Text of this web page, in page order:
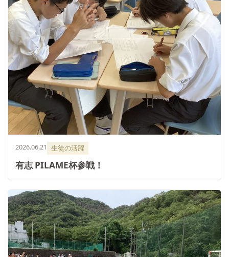
プライバシーポリシー
サイトマップ
教職員募集
いじめ防止基本方針
学校施設の耐震化への取組状
況
2026.06.21 生徒の活躍
有志 PILAME杯参戦！